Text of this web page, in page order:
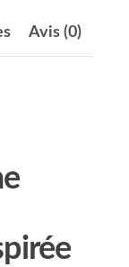
Avis (0)